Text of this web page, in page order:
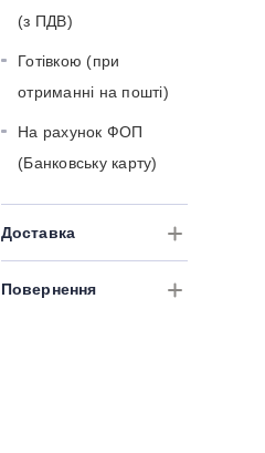
(з ПДВ)
Готівкою (при
отриманні на пошті)
На рахунок ФОП
(Банковську карту)
Доставка
Повернення